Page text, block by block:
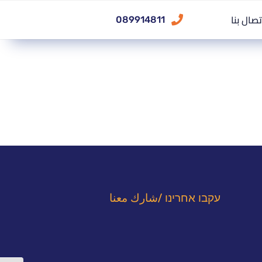
بنا 089914811
עקבו אחרינו /شارك معنا